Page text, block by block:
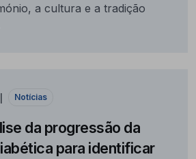
a cultura e a tradição
Notícias
da progressão da
para identificar